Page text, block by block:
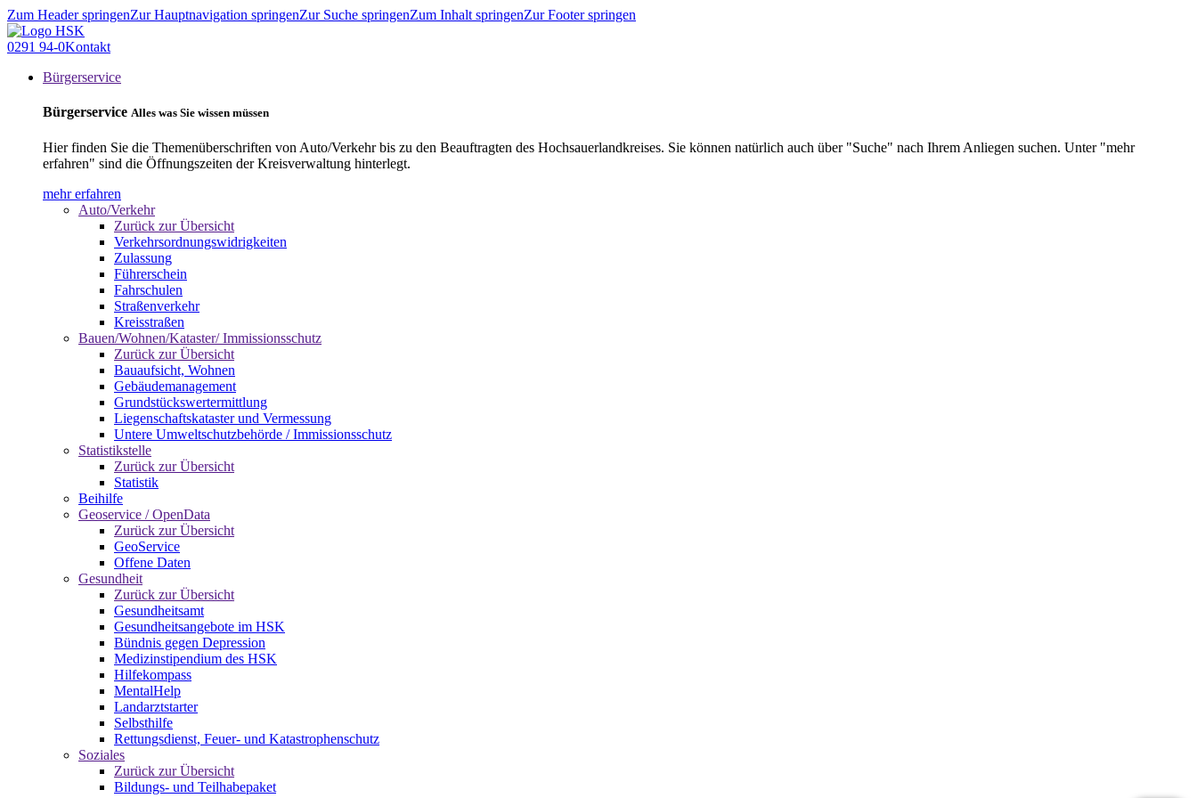
Zum Header springenZur Hauptnavigation springenZur Suche springenZum Inhalt springenZur Footer springen
0291 94-0Kontakt
Bürgerservice
Bürgerservice Alles was Sie wissen müssen
Hier finden Sie die Themenüberschriften von Auto/Verkehr bis zu den Beauftragten des Hochsauerlandkreises. Sie können natürlich auch über "Suche" nach Ihrem Anliegen suchen. Unter "mehr
erfahren" sind die Öffnungszeiten der Kreisverwaltung hinterlegt.
mehr erfahren
Auto/Verkehr
Zurück zur Übersicht
Verkehrsordnungswidrigkeiten
Zulassung
Führerschein
Fahrschulen
Straßenverkehr
Kreisstraßen
Bauen/Wohnen/Kataster/ Immissionsschutz
Zurück zur Übersicht
Bauaufsicht, Wohnen
Gebäudemanagement
Grundstückswertermittlung
Liegenschaftskataster und Vermessung
Untere Umweltschutzbehörde / Immissionsschutz
Statistikstelle
Zurück zur Übersicht
Statistik
Beihilfe
Geoservice / OpenData
Zurück zur Übersicht
GeoService
Offene Daten
Gesundheit
Zurück zur Übersicht
Gesundheitsamt
Gesundheitsangebote im HSK
Bündnis gegen Depression
Medizinstipendium des HSK
Hilfekompass
MentalHelp
Landarztstarter
Selbsthilfe
Rettungsdienst, Feuer- und Katastrophenschutz
Soziales
Zurück zur Übersicht
Bildungs- und Teilhabepaket